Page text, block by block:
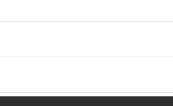
transacción está encriptada.